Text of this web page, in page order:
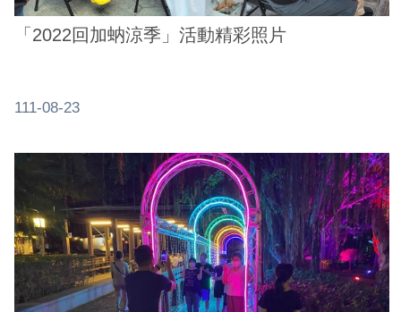
「2022回加蚋涼季」活動精彩照片
111-08-23